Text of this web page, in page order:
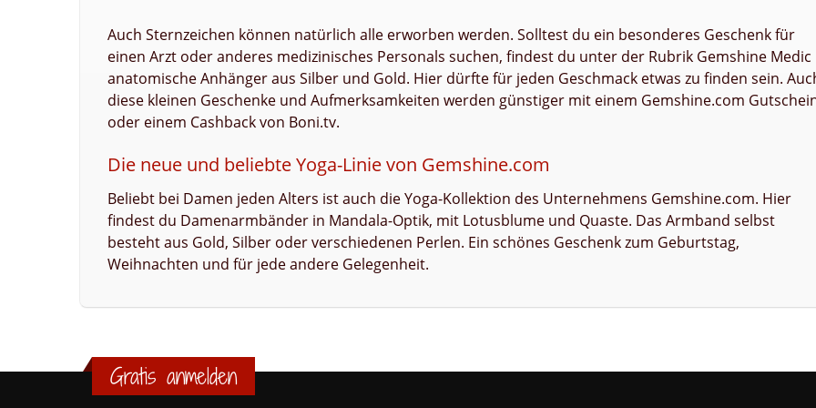
Auch Sternzeichen können natürlich alle erworben werden. Solltest du ein besonderes Geschenk für
einen Arzt oder anderes medizinisches Personals suchen, findest du unter der Rubrik Gemshine Medic
anatomische Anhänger aus Silber und Gold. Hier dürfte für jeden Geschmack etwas zu finden sein.
diese kleinen Geschenke und Aufmerksamkeiten werden günstiger mit einem Gemshine.com
oder einem Cashback von Boni.tv.
Die neue und beliebte Yoga-Linie von Gemshine.com
Beliebt bei Damen jeden Alters ist auch die Yoga-Kollektion des Unternehmens Gemshine.com. Hier
findest du Damenarmbänder in Mandala-Optik, mit Lotusblume und Quaste. Das Armband selbst
besteht aus Gold, Silber oder verschiedenen Perlen. Ein schönes Geschenk zum Geburtstag,
Weihnachten und für jede andere Gelegenheit.
Gratis anmelden